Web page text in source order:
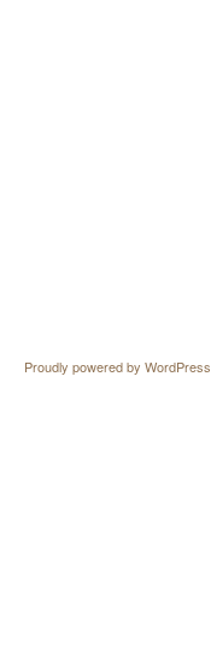
Proudly powered by WordPress